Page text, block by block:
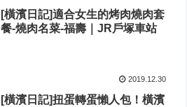
[橫濱日記]適合女生的烤肉燒肉套
餐-燒肉名菜-福壽｜JR戶塚車站
2019.12.30
[橫濱日記]扭蛋轉蛋懶人包！橫濱